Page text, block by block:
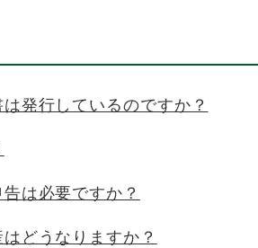
発行しているのですか？
は必要ですか？
どうなりますか？